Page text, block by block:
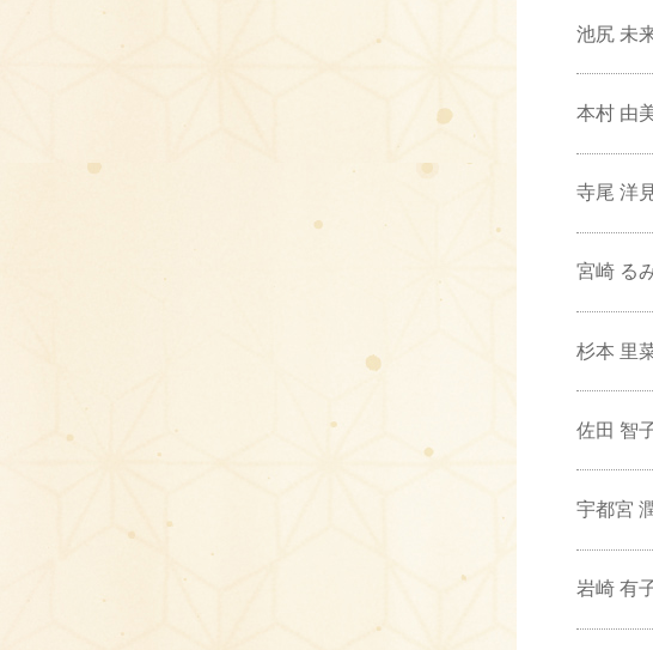
池尻 未
本村 由
寺尾 洋
宮崎 る
杉本 里
佐田 智
宇都宮
岩崎 有